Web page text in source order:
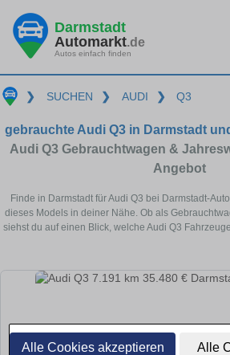
Alle Cookies akzeptieren Alle
Darmstadt
Automarkt.de
Autos einfach finden
❯ SUCHEN ❯ AUDI ❯ Q3
gebrauchte Audi Q3 in Darmstadt
Audi Q3 Gebrauchtwagen &
Angebot
Finde in Darmstadt für Audi Q3 bei Darmstadt-
dieses Models in deiner Nähe. Ob als
siehst du auf einen Blick, welche Audi Q3